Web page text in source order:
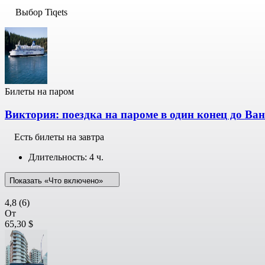
Выбор Tiqets
Билеты на паром
Виктория: поездка на пароме в один конец до
Есть билеты на завтра
Длительность: 4 ч.
Показать «Что включено»
4,8 (6)
От
65,30 $